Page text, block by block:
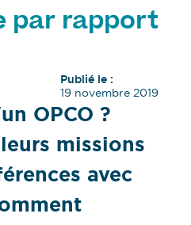
par rapport
Publié le :
19 novembre 2019
OPCO ?
missions
avec